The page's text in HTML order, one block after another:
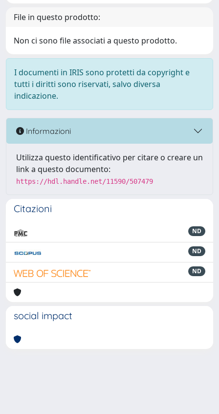
File in questo prodotto:
Non ci sono file associati a questo prodotto.
I documenti in IRIS sono protetti da copyright e
tutti i diritti sono riservati, salvo diversa
indicazione.
Informazioni
Utilizza questo identificativo per citare o creare un
link a questo documento:
https://hdl.handle.net/11590/507479
Citazioni
ND
ND
ND
social impact